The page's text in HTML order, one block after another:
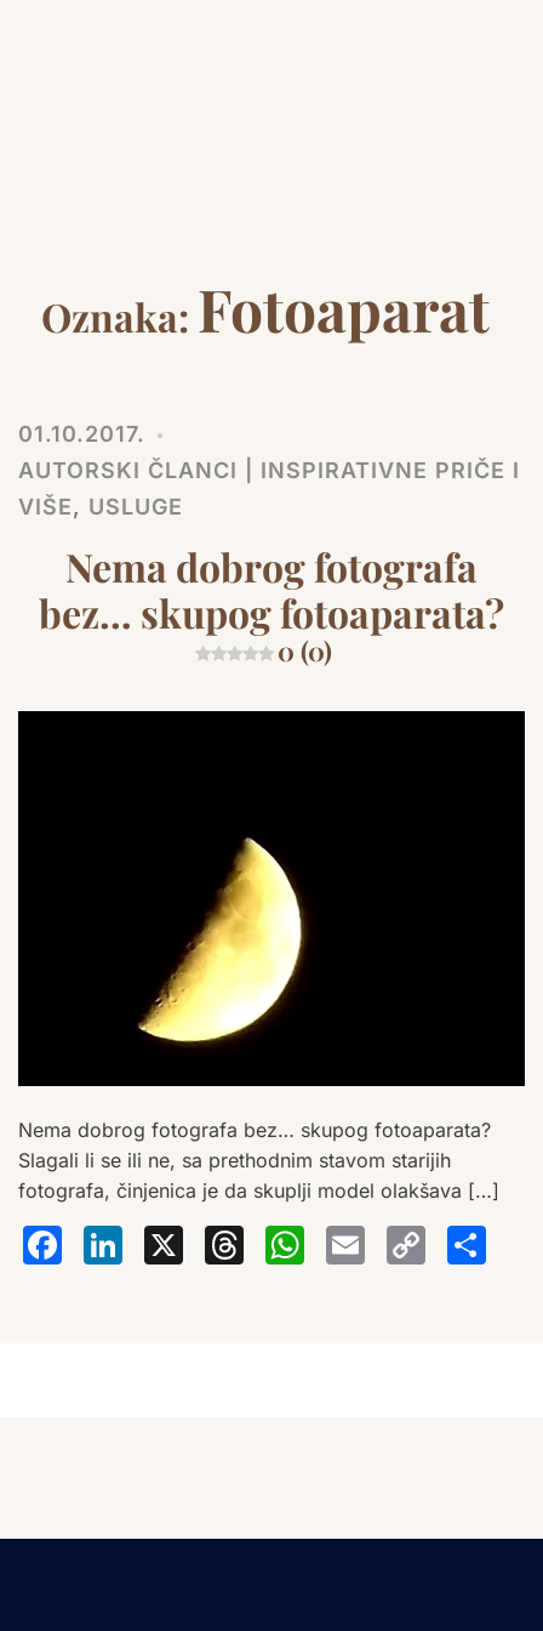
Oznaka: Fotoaparat
01.10.2017.
AUTORSKI ČLANCI | INSPIRATIVNE PRIČE I
VIŠE, USLUGE
Nema dobrog fotografa
bez… skupog fotoaparata?
0 (0)
Nema dobrog fotografa bez… skupog fotoaparata?
Slagali li se ili ne, sa prethodnim stavom starijih
fotografa, činjenica je da skuplji model olakšava […]
Facebook
LinkedIn
X Threads
Email